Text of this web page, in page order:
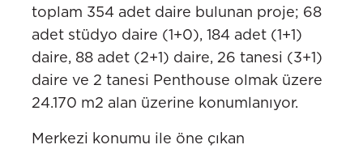
toplam 354 adet daire bulunan proje; 68
adet stüdyo daire (1+0), 184 adet (1+1)
daire, 88 adet (2+1) daire, 26 tanesi (3+1)
daire ve 2 tanesi Penthouse olmak üzere
24.170 m2 alan üzerine konumlanıyor.
Merkezi konumu ile öne çıkan